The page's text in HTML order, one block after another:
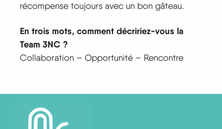
récompense toujours avec un bon gâteau.
En trois mots, comment décririez-vous la
Team 3NC ?
Collaboration – Opportunité – Rencontre